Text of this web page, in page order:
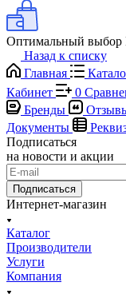
Оптимальный выбор
Назад к списку
Главная
Кабинет
0
Бренды
Документы
Подписаться
на новости и акции
Подписаться
Интернет-магазин
Каталог
Производители
Услуги
Компания